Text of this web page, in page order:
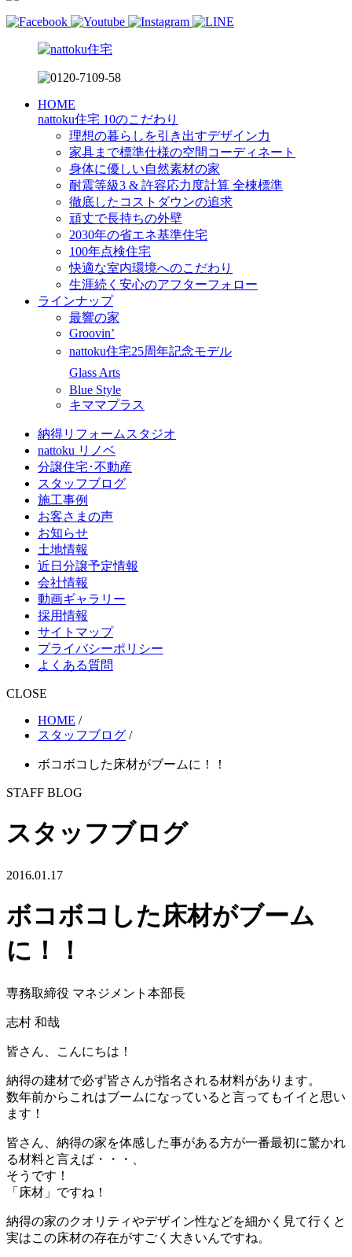
HOME
nattoku住宅 10のこだわり
理想の暮らしを引き出すデザイン力
家具まで標準仕様の空間コーディネート
身体に優しい自然素材の家
耐震等級3 & 許容応力度計算 全棟標準
徹底したコストダウンの追求
頑丈で長持ちの外壁
2030年の省エネ基準住宅
100年点検住宅
快適な室内環境へのこだわり
生涯続く安心のアフターフォロー
ラインナップ
最響の家
Groovin’
nattoku住宅25周年記念モデル
Glass Arts
Blue Style
キママプラス
納得リフォームスタジオ
nattoku リノベ
分譲住宅･不動産
スタッフブログ
施工事例
お客さまの声
お知らせ
土地情報
近日分譲予定情報
会社情報
動画ギャラリー
採用情報
サイトマップ
プライバシーポリシー
よくある質問
CLOSE
HOME /
スタッフブログ /
ボコボコした床材がブームに！！
STAFF BLOG
スタッフブログ
2016.01.17
ボコボコした床材がブーム
に！！
専務取締役 マネジメント本部長
志村 和哉
皆さん、こんにちは！
納得の建材で必ず皆さんが指名される材料があります。
数年前からこれはブームになっていると言ってもイイと思い
ます！
皆さん、納得の家を体感した事がある方が一番最初に驚かれ
る材料と言えば・・・、
そうです！
「床材」ですね！
納得の家のクオリティやデザイン性などを細かく見て行くと
実はこの床材の存在がすごく大きいんですね。